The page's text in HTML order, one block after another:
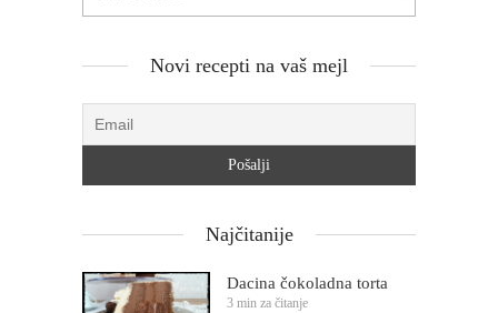
Novi recepti na vaš mejl
Najčitanije
Dacina čokoladna torta
3 min za čitanje